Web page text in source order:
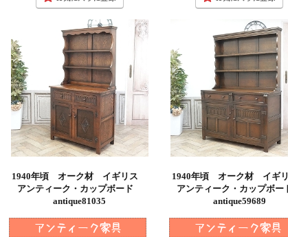
1940年頃 オーク材 イギリス
アンティーク・カップボード
antique81035
1940年頃 オーク材 イギ
アンティーク・カップボ
antique59689